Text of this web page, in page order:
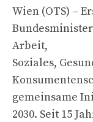
Wien (OTS) –
Arbeit,
Soziales,
gemeinsame
2030. Seit 15